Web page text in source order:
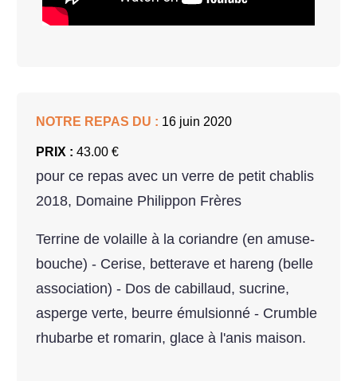
NOTRE REPAS DU : 16 juin 2020
PRIX : 43.00 €
pour ce repas avec un verre de petit chablis
2018, Domaine Philippon Frères
Terrine de volaille à la coriandre (en amuse-
bouche) - Cerise, betterave et hareng (belle
association) - Dos de cabillaud, sucrine,
asperge verte, beurre émulsionné - Crumble
rhubarbe et romarin, glace à l'anis maison.